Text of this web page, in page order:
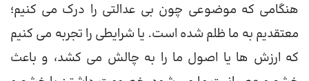
هنگامی که موضوعی چون بی عدالتی را درک می کنیم؛
معتقدیم به ما ظلم شده است. یا شرایطی را تجربه می کنیم
که ارزش ها یا اصول ما را به چالش می کشد، و باعث